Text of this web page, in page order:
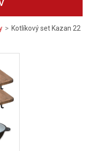
> Kotlíkový set Kazan 22